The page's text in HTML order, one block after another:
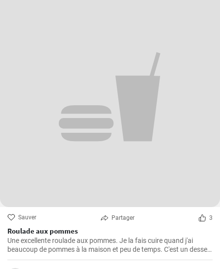
Sauver Partager 3
Roulade aux pommes
Une excellente roulade aux pommes. Je la fais cuire quand j'ai
beaucoup de pommes à la maison et peu de temps. C'est un dessert
rapide et facile qui plait toujours.